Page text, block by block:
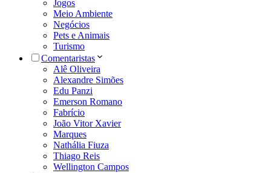
Jogos
Meio Ambiente
Negócios
Pets e Animais
Turismo
Comentaristas
Alê Oliveira
Alexandre Simões
Edu Panzi
Emerson Romano
Fabrício
João Vitor Xavier
Marques
Nathália Fiuza
Thiago Reis
Wellington Campos